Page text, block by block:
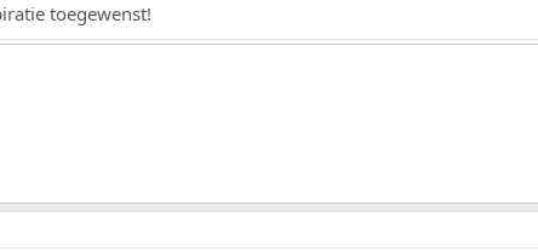
toegewenst!